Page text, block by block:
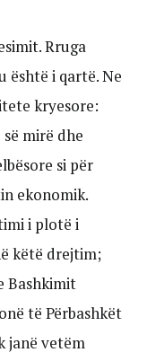
Rruga
është i qartë. Ne
kryesore:
mirë dhe
si për
ekonomik.
i plotë i
këtë drejtim;
Bashkimit
të Përbashkët
janë vetëm